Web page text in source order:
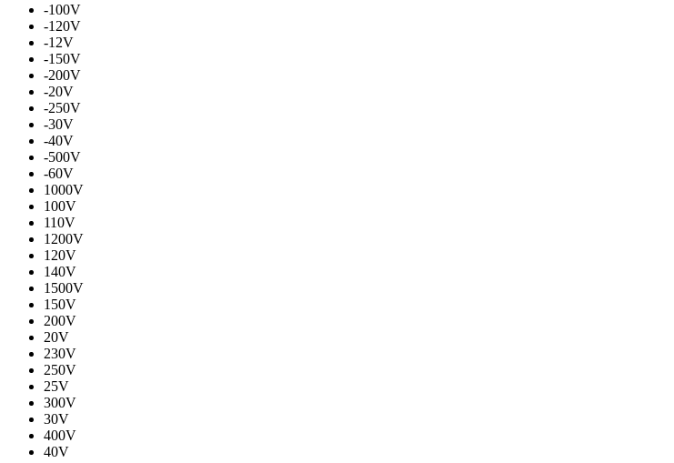
-100V
-120V
-12V
-150V
-200V
-20V
-250V
-30V
-40V
-500V
-60V
1000V
100V
110V
1200V
120V
140V
1500V
150V
200V
20V
230V
250V
25V
300V
30V
400V
40V